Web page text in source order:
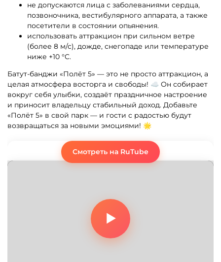
не допускаются лица с заболеваниями сердца,
позвоночника, вестибулярного аппарата, а также
посетители в состоянии опьянения.
использовать аттракцион при сильном ветре
(более 8 м/с), дожде, снегопаде или температуре
ниже +10 °C.
Батут-банджи «Полёт 5» — это не просто аттракцион, а
целая атмосфера восторга и свободы! ☁️ Он собирает
вокруг себя улыбки, создаёт праздничное настроение
и приносит владельцу стабильный доход. Добавьте
«Полёт 5» в свой парк — и гости с радостью будут
возвращаться за новыми эмоциями! 🌟
Смотреть на RuTube